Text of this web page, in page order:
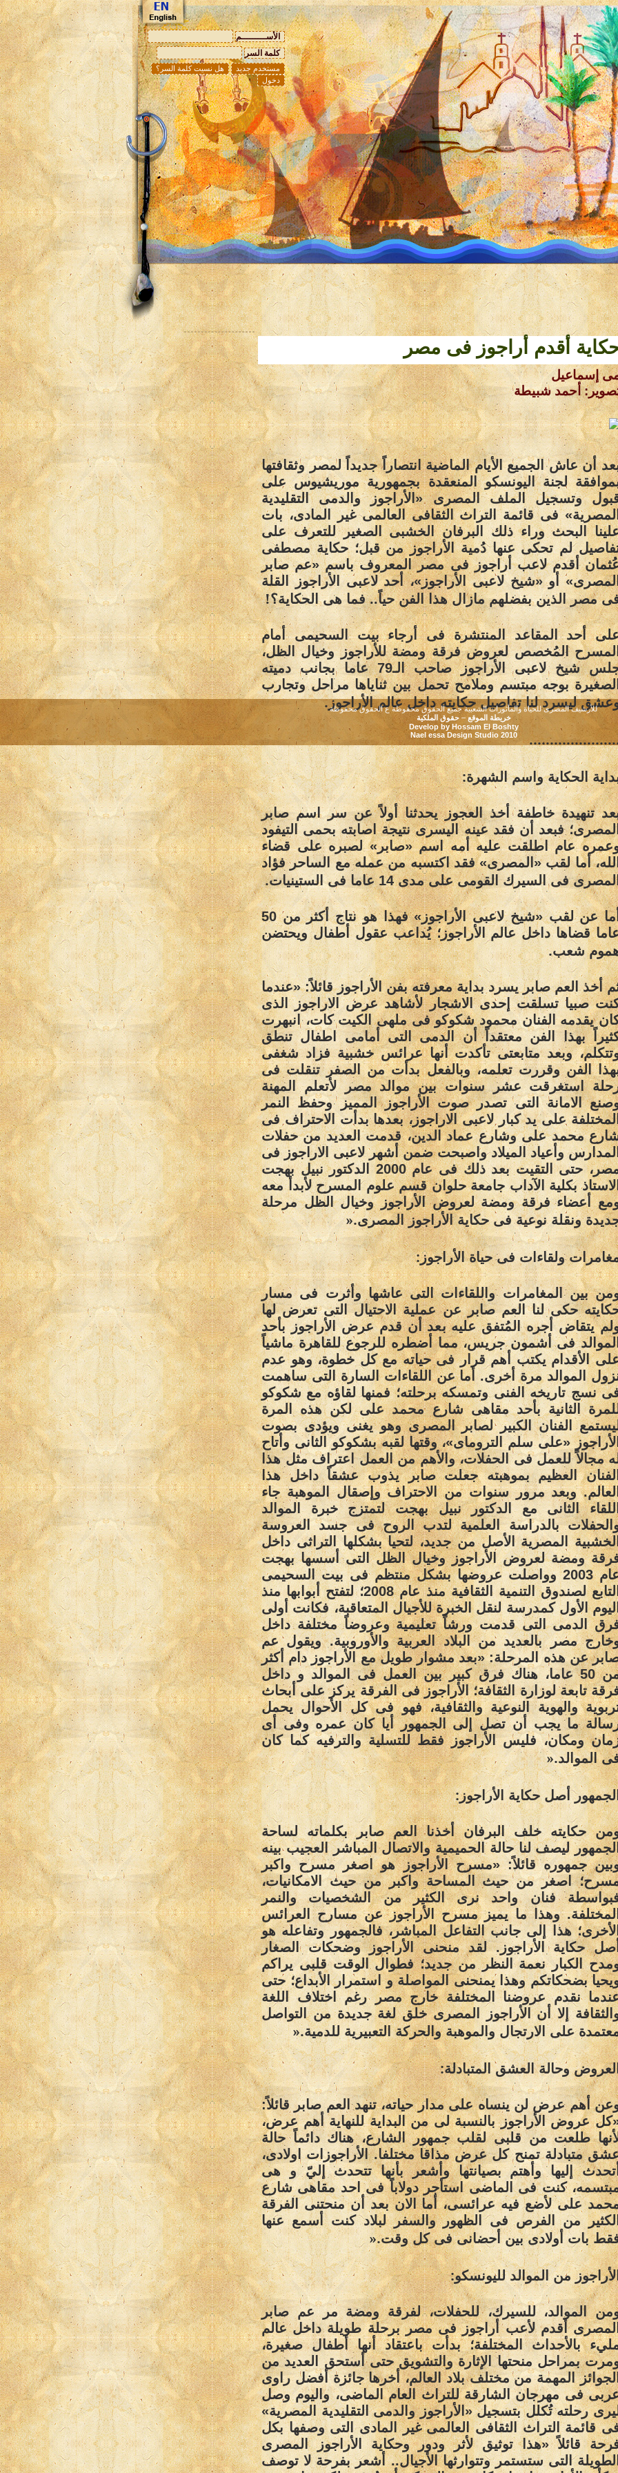
الأســـــــــم
كلمة السر
أقدم أراجوز فى مصر
إسماعيل
أحمد شبيطة
أن عاش الجميع الأيام الماضية انتصاراً جديداً لمصر وثقافتها
لجنة اليونسكو المنعقدة بجمهورية موريشيوس على
وتسجيل الملف المصرى «الأراجوز والدمى التقليدية
فى قائمة التراث الثقافى العالمى غير المادى، بات
البحث وراء ذلك البرفان الخشبى الصغير للتعرف على
لم تحكى عنها دُمية الأراجوز من قبل؛ حكاية مصطفى
أقدم لاعب أراجوز فى مصر المعروف باسم «عم صابر
أو «شيخ لاعبى الأراجوز»، أحد لاعبى الأراجوز القلة
مصر الذين بفضلهم مازال هذا الفن حياً.. فما هى الحكاية؟!
أحد المقاعد المنتشرة فى أرجاء بيت السحيمى أمام
المُخصص لعروض فرقة ومضة للأراجوز وخيال الظل،
جلس شيخ لاعبى الأراجوز صاحب الـ79 عاما بجانب دميته
بوجه مبتسم وملامح تحمل بين ثناياها مراحل وتجارب
ليسرد لنا تفاصيل حكايته داخل عالم الأراجوز.
الحكاية واسم الشهرة:
تنهيدة خاطفة أخذ العجوز يحدثنا أولاً عن سر اسم صابر
فبعد أن فقد عينه اليسرى نتيجة اصابته بحمى التيفود
عام اطلقت عليه أمه اسم «صابر» لصبره على قضاء
أما لقب «المصرى» فقد اكتسبه من عمله مع الساحر فؤاد
فى السيرك القومى على مدى 14 عاما فى الستينيات
.
أما عن لقب «شيخ لاعبى الأراجوز» فهذا هو نتاج أكثر من 50
قضاها داخل عالم الأراجوز؛ يُداعب عقول أطفال ويحتضن
شعب.
أخذ العم صابر يسرد بداية معرفته بفن الأراجوز قائلاً: «عندما
صبيا تسلقت إحدى الاشجار لأشاهد عرض الاراجوز الذى
يقدمه الفنان محمود شكوكو فى ملهى الكيت كات، انبهرت
بهذا الفن معتقداً أن الدمى التى أمامى اطفال تنطق
وبعد متابعتى تأكدت أنها عرائس خشبية فزاد شغفى
الفن وقررت تعلمه، وبالفعل بدأت من الصفر تنقلت فى
استغرقت عشر سنوات بين موالد مصر لأتعلم المهنة
الامانة التى تصدر صوت الأراجوز المميز وحفظ النمر
على يد كبار لاعبى الاراجوز، بعدها بدأت الاحتراف فى
محمد على وشارع عماد الدين، قدمت العديد من حفلات
وأعياد الميلاد واصبحت ضمن أشهر لاعبى الاراجوز فى
مصر، حتى التقيت بعد ذلك فى عام 2000 الدكتور نبيل بهجت
بكلية الآداب جامعة حلوان قسم علوم المسرح لأبدأ معه
أعضاء فرقة ومضة لعروض الأراجوز وخيال الظل مرحلة
ونقلة نوعية فى حكاية الأراجوز المصرى».
ولقاءات فى حياة الأراجوز:
بين المغامرات واللقاءات التى عاشها وأثرت فى مسار
حكى لنا العم صابر عن عملية الاحتيال التى تعرض لها
يتقاض أجره المُتفق عليه بعد أن قدم عرض الأراجوز بأحد
فى أشمون جريس، مما أضطره للرجوع للقاهرة ماشياً
الأقدام يكتب أهم قرار فى حياته مع كل خطوة، وهو عدم
الموالد مرة أخرى. أما عن اللقاءات السارة التى ساهمت
نسج تاريخه الفنى وتمسكه برحلته؛ فمنها لقاؤه مع شكوكو
الثانية بأحد مقاهى شارع محمد على لكن هذه المرة
الفنان الكبير لصابر المصرى وهو يغنى ويؤدى بصوت
«على سلم التروماى»، وقتها لقبه بشكوكو الثانى وأتاح
مجالاً للعمل فى الحفلات، والأهم من العمل اعتراف مثل هذا
العظيم بموهبته جعلت صابر يذوب عشقاً داخل هذا
وبعد مرور سنوات من الاحتراف وإصقال الموهبة جاء
الثانى مع الدكتور نبيل بهجت لتمتزج خبرة الموالد
بالدراسة العلمية لتدب الروح فى جسد العروسة
الخشبية المصرية الأصل من جديد، لتحيا بشكلها التراثى داخل
ومضة لعروض الأراجوز وخيال الظل التى أسسها بهجت
عام 2003 وواصلت عروضها بشكل منتظم فى بيت السحيمى
التابع لصندوق التنمية الثقافية منذ عام 2008؛ لتفتح أبوابها منذ
الأول كمدرسة لنقل الخبرة للأجيال المتعاقبة، فكانت أولى
الدمى التى قدمت ورشاً تعليمية وعروضاً مختلفة داخل
مصر بالعديد من البلاد العربية والأوروبية. ويقول عم
عن هذه المرحلة: «بعد مشوار طويل مع الأراجوز دام أكثر
من 50 عاما، هناك فرق كبير بين العمل فى الموالد و داخل
تابعة لوزارة الثقافة؛ الأراجوز فى الفرقة يركز على أبحاث
والهوية النوعية والثقافية، فهو فى كل الأحوال يحمل
ما يجب أن تصل إلى الجمهور أيا كان عمره وفى أى
ومكان، فليس الأراجوز فقط للتسلية والترفيه كما كان
الموالد».
أصل حكاية الأراجوز:
حكايته خلف البرفان أخذنا العم صابر بكلماته لساحة
ليصف لنا حالة الحميمية والاتصال المباشر العجيب بينه
جمهوره قائلاً: «مسرح الأراجوز هو اصغر مسرح واكبر
اصغر من حيث المساحة واكبر من حيث الامكانيات،
فنان واحد نرى الكثير من الشخصيات والنمر
وهذا ما يميز مسرح الأراجوز عن مسارح العرائس
هذا إلى جانب التفاعل المباشر، فالجمهور وتفاعله هو
حكاية الأراجوز. لقد منحنى الأراجوز وضحكات الصغار
الكبار نعمة النظر من جديد؛ فطوال الوقت قلبى يراكم
بضحكاتكم وهذا يمنحنى المواصلة و استمرار الأبداع؛ حتى
نقدم عروضنا المختلفة خارج مصر رغم اختلاف اللغة
إلا أن الأراجوز المصرى خلق لغة جديدة من التواصل
على الارتجال والموهبة والحركة التعبيرية للدمية».
وحالة العشق المتبادلة:
أهم عرض لن ينساه على مدار حياته، تنهد العم صابر قائلاً:
عروض الأراجوز بالنسبة لى من البداية للنهاية أهم عرض،
طلعت من قلبى لقلب جمهور الشارع، هناك دائماً حالة
متبادلة تمنح كل عرض مذاقا مختلفا. الأراجوزات اولادى،
إليها وأهتم بصيانتها وأشعر بأنها تتحدث إليّ و هى
كنت فى الماضى استأجر دولاباً فى احد مقاهى شارع
على لأضع فيه عرائسى، أما الان بعد أن منحتنى الفرقة
من الفرص فى الظهور والسفر لبلاد كنت أسمع عنها
بات أولادى بين أحضانى فى كل وقت».
من الموالد لليونسكو:
الموالد، للسيرك، للحفلات، لفرقة ومضة مر عم صابر
أقدم لأعب أراجوز فى مصر برحلة طويلة داخل عالم
بالأحداث المختلفة؛ بدأت باعتقاد أنها أطفال صغيرة،
بمراحل منحتها الإثارة والتشويق حتى أستحق العديد من
المهمة من مختلف بلاد العالم، أخرها جائزة أفضل راوى
فى مهرجان الشارقة للتراث العام الماضى، واليوم وصل
رحلته تُكلل بتسجيل «الأراجوز والدمى التقليدية المصرية»
قائمة التراث الثقافى العالمى غير المادى التى وصفها بكل
قائلاً «هذا توثيق لأثر ودور وحكاية الأراجوز المصرى
التى ستستمر وتتوارثها الأجيال.. أشعر بفرحة لا توصف
للأرشيف المصرى للحياة والمأثورات الشعبية جميع الحقوق محفوظة ع الحقوق محفوظة
خريطة الموقع –حقوق الملكية
Develop by Hossam El Boshty
Nael essa Design Studio 2010